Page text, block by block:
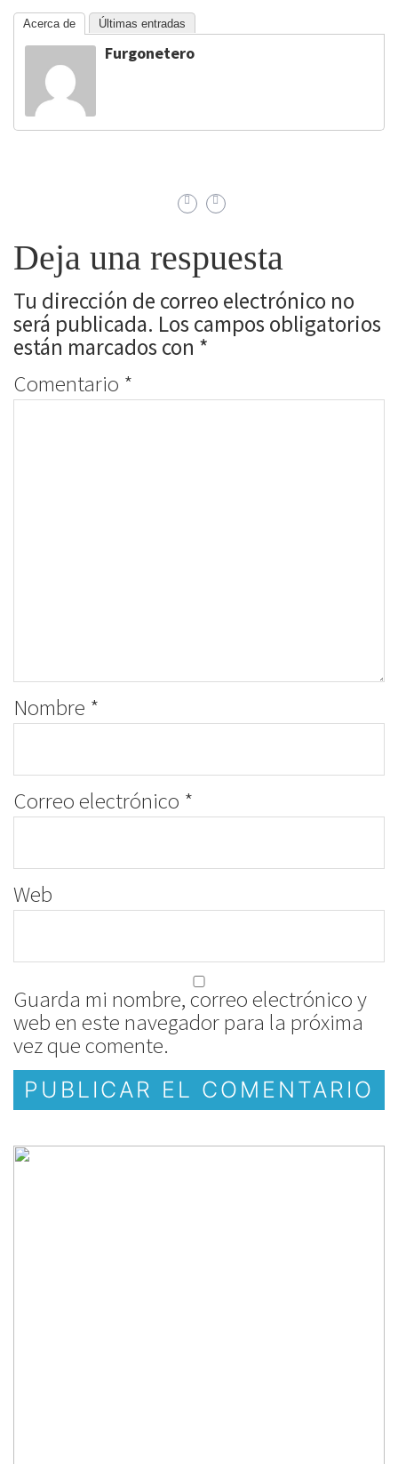
Acerca de Últimas entradas
Furgonetero
Deja una respuesta
Tu dirección de correo electrónico no
será publicada. Los campos obligatorios
están marcados con *
Comentario *
Nombre *
Correo electrónico *
Web
Guarda mi nombre, correo electrónico y
web en este navegador para la próxima
vez que comente.